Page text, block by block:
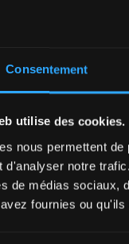
Consentement
utilise des cookies.
nous permettent
d'analyser notre
de médias sociaux,
fournies ou